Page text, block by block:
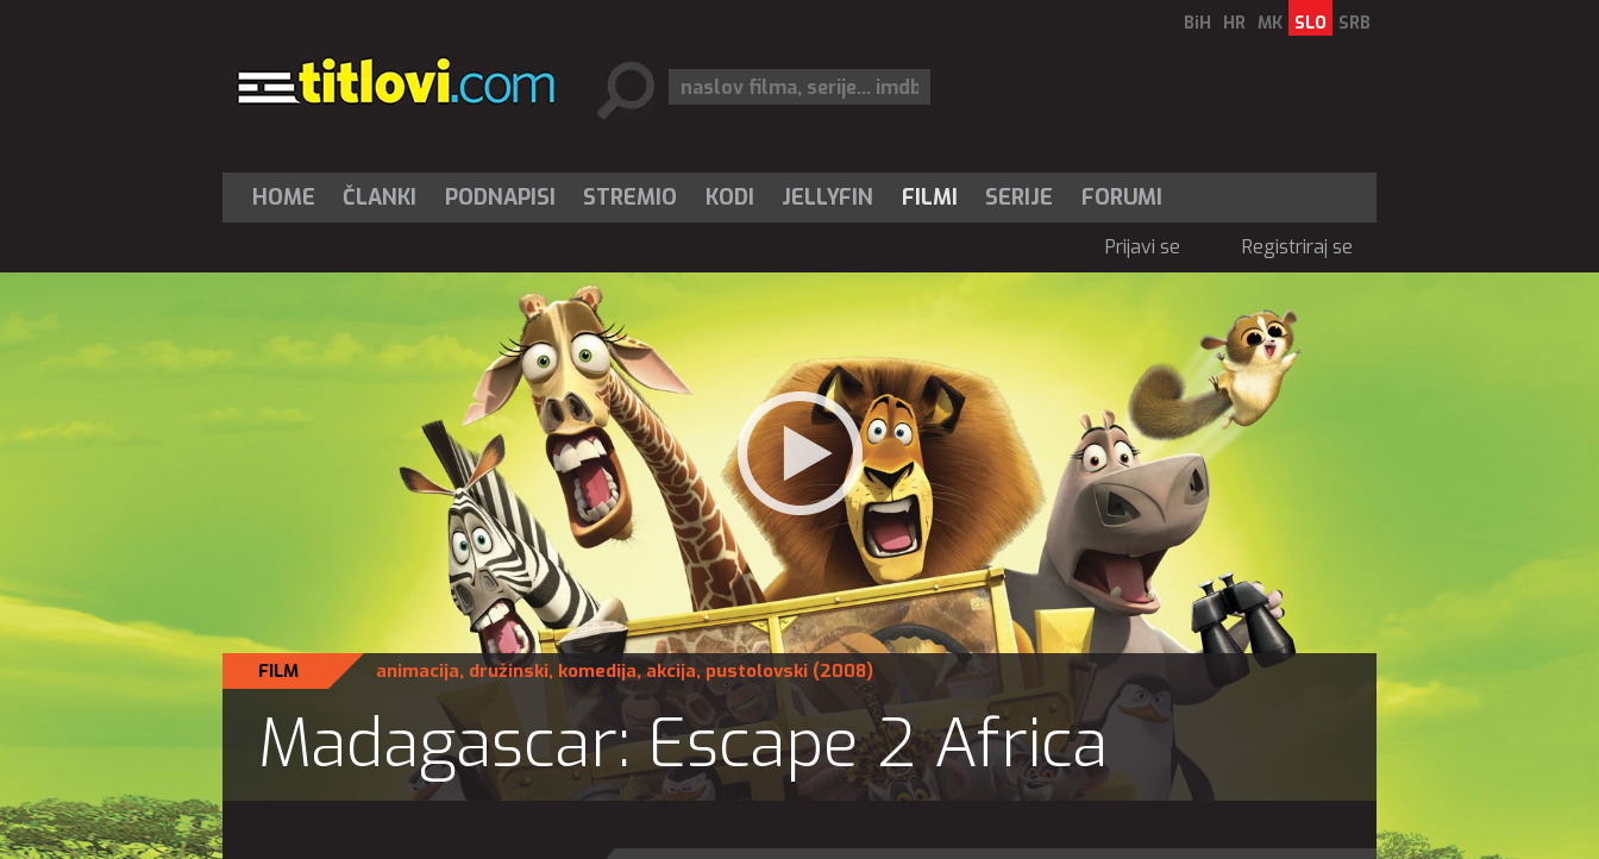
BiH HR MK SLO SRB
HOME ČLANKI PODNAPISI STREMIO KODI JELLYFIN FILMI SERIJE FORUMI
Prijavi se Registriraj se
FILM animacija, družinski, komedija, akcija, pustolovski (2008)
Madagascar: Escape 2 Africa